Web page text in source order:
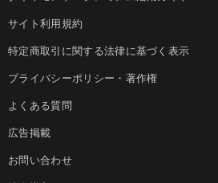
サイト利用規約
特定商取引に関する法律に基づく表示
プライバシーポリシー・著作権
よくある質問
広告掲載
お問い合わせ